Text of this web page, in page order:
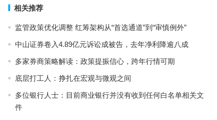
相关推荐
监管政策优化调整 红筹架构从“首选通道”到“审慎例外”
中山证券卷入4.89亿元诉讼成被告，去年净利降逾八成
多家券商策略解读：政策提振信心，跨年行情可期
底层打工人：挣扎在宏观与微观之间
多位银行人士：目前商业银行并没有收到任何白名单相关文
件